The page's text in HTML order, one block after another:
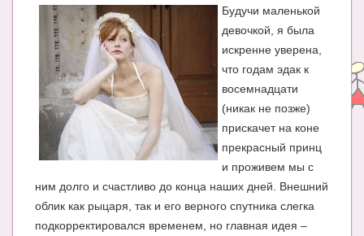
Сказки
ПСИХОЛОГИЯ
ЗДОРОВЬЕ
МОДА И КРАСОТА
КОНКУРСЫ
БЕРЕМЕННОСТЬ
Будучи маленькой
девочкой, я была
искренне уверена,
что годам эдак к
восемнадцати
(никак не позже)
прискачет на коне
прекрасный принц
и проживем мы с
ним долго и счастливо до конца наших дней. Внешний
облик как рыцаря, так и его верного спутника слегка
подкорректировался временем, но главная идея –